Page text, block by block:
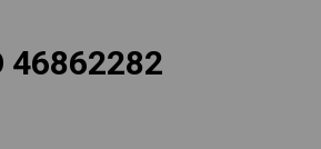
46862282